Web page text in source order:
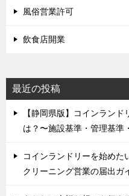
風俗営業許可
飲食店開業
最近の投稿
【静岡県版】コインラン
は？〜施設基準・管理基準
コインランドリーを始めた
クリーニング営業の届出ガ